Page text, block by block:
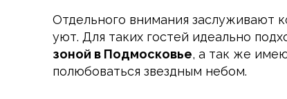
Отдельного внимания заслуживают
уют. Для таких гостей идеально
зоной в Подмосковье, а так же
полюбоваться звездным небом.